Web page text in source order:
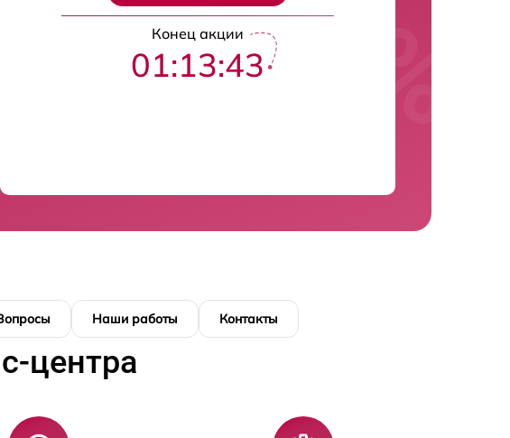
Конец акции
01:13:42
Наши работы Контакты
центра